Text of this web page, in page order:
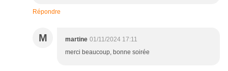
Répondre
M martine 01/11/2024 17:11
merci beaucoup, bonne soirée